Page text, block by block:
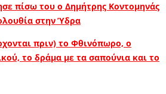
πίσω του o Δημήτρης Κοντομηνάς
στην Ύδρα
πριν) το Φθινόπωρο, ο
το δράμα με τα σαπούνια και το